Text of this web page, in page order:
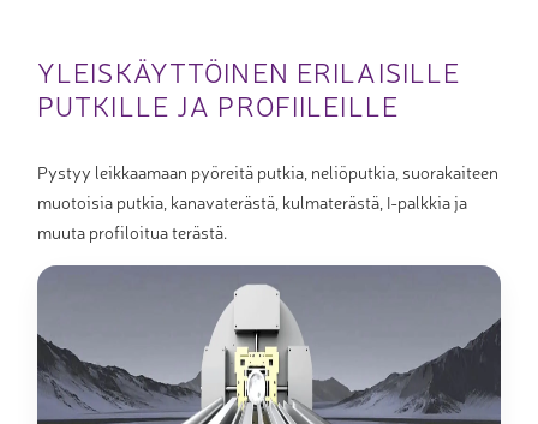
YLEISKÄYTTÖINEN ERILAISILLE
PUTKILLE JA PROFIILEILLE
Pystyy leikkaamaan pyöreitä putkia, neliöputkia, suorakaiteen
muotoisia putkia, kanavaterästä, kulmaterästä, I-palkkia ja
muuta profiloitua terästä.